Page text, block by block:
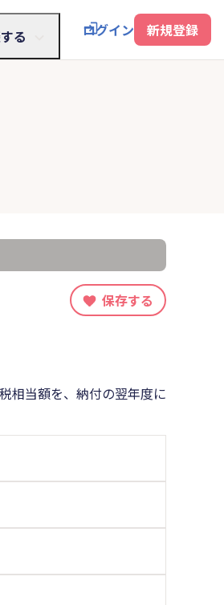
る ログイン 新規登録
保存する
相当額を、納付の翌年度に